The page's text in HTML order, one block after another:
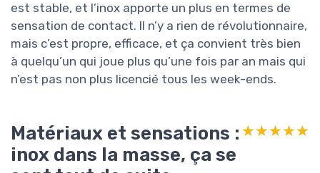
est stable, et l’inox apporte un plus en termes de
sensation de contact. Il n’y a rien de révolutionnaire,
mais c’est propre, efficace, et ça convient très bien
à quelqu’un qui joue plus qu’une fois par an mais qui
n’est pas non plus licencié tous les week-ends.
Matériaux et sensations :
inox dans la masse, ça se
★★★★★
★★★★★